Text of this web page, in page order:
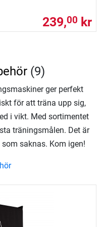
239,00 kr
(9)
ger perfekt
för att träna upp sig,
i vikt. Med sortimentet
träningsmålen. Det är
saknas. Kom igen!